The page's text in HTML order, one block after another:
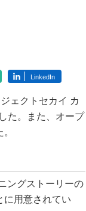
LinkedIn
ェクトセカイ カ
た。また、オープ
ングストーリーの
に用意されてい